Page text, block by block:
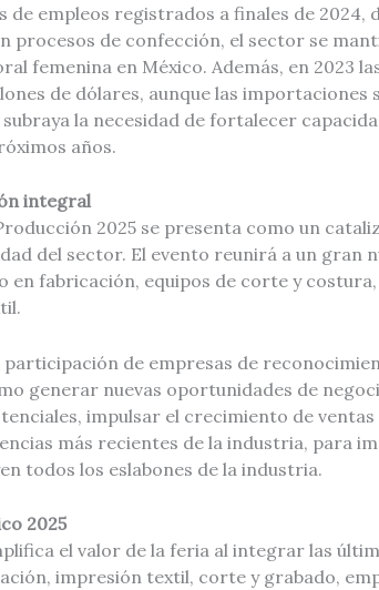
de empleos registrados a finales de 2024,
procesos de confección, el sector se
femenina en México. Además, en 2023
de dólares, aunque las importaciones
subraya la necesidad de fortalecer
años.
integral
2025 se presenta como un
del sector. El evento reunirá a un gran
en fabricación, equipos de corte y
de empresas de
generar nuevas oportunidades de
impulsar el crecimiento de
más recientes de la industria, para
todos los eslabones de la industria.
2025
el valor de la feria al integrar las
impresión textil, corte y grabado,